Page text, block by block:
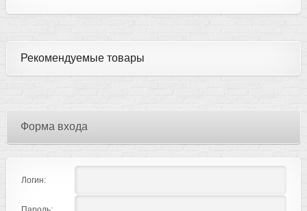
Рекомендуемые товары
Форма входа
Логин: